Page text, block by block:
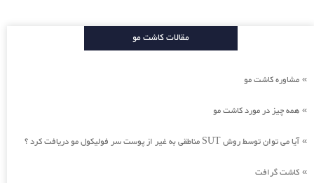
مقالات کاشت مو
» مشاوره کاشت مو
» همه چیز در مورد کاشت مو
»آیا می توان توسط روش SUT مناطقی به غیر از پوست سر فولیکول مو دریافت کرد ؟
» کاشت گرافت